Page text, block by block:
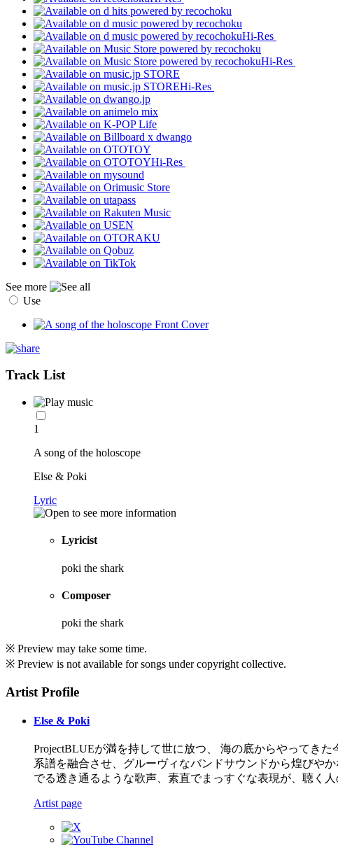
Hi-Res
Hi-Res
Hi-Res
Hi-Res
See more
Use
Track List
1
A song of the holoscope
Else & Poki
Lyric
Lyricist
poki the shark
Composer
poki the shark
※ Preview may take some time.
※ Preview is not available for songs under copyright collective.
Artist Profile
Else & Poki
ProjectBLUEが満を持して世に放つ、 海の底からやってき
系譜を融合させ、グルーヴィなバンドサウンドから煌びや
でる透き通るような歌声、素直でまっすぐな表現が、聴く人
Artist page